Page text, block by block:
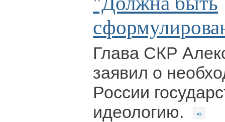
Глава СКР
заявил о
России
идеологию.